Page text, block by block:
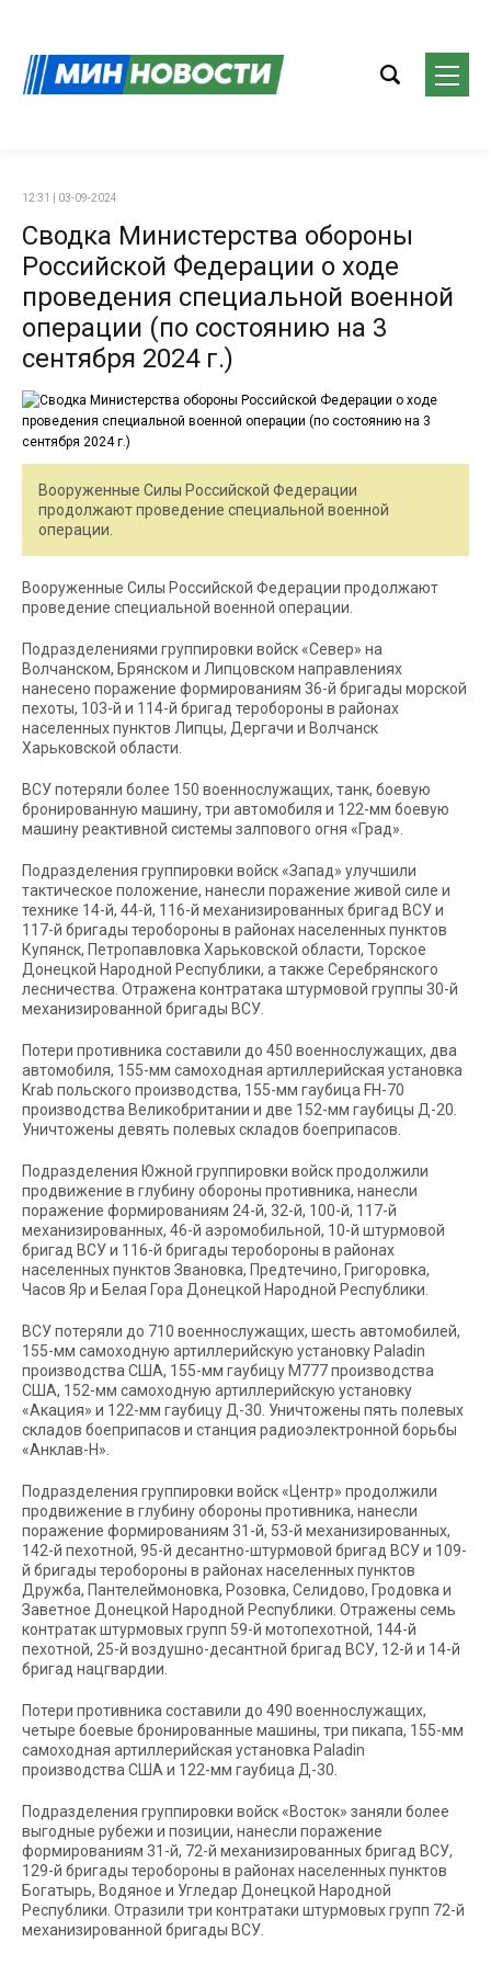
12:31 | 03-09-2024
Сводка Министерства обороны
Российской Федерации о ходе
проведения специальной военной
операции (по состоянию на 3
сентября 2024 г.)
Вооруженные Силы Российской Федерации
продолжают проведение специальной военной
операции.
Вооруженные Силы Российской Федерации продолжают
проведение специальной военной операции.
Подразделениями группировки войск «Север» на
Волчанском, Брянском и Липцовском направлениях
нанесено поражение формированиям 36-й бригады морской
пехоты, 103-й и 114-й бригад теробороны в районах
населенных пунктов Липцы, Дергачи и Волчанск
Харьковской области.
ВСУ потеряли более 150 военнослужащих, танк, боевую
бронированную машину, три автомобиля и 122-мм боевую
машину реактивной системы залпового огня «Град».
Подразделения группировки войск «Запад» улучшили
тактическое положение, нанесли поражение живой силе и
технике 14-й, 44-й, 116-й механизированных бригад ВСУ и
117-й бригады теробороны в районах населенных пунктов
Купянск, Петропавловка Харьковской области, Торское
Донецкой Народной Республики, а также Серебрянского
лесничества. Отражена контратака штурмовой группы 30-й
механизированной бригады ВСУ.
Потери противника составили до 450 военнослужащих, два
автомобиля, 155-мм самоходная артиллерийская установка
Krab польского производства, 155-мм гаубица FH-70
производства Великобритании и две 152-мм гаубицы Д-20.
Уничтожены девять полевых складов боеприпасов.
Подразделения Южной группировки войск продолжили
продвижение в глубину обороны противника, нанесли
поражение формированиям 24-й, 32-й, 100-й, 117-й
механизированных, 46-й аэромобильной, 10-й штурмовой
бригад ВСУ и 116-й бригады теробороны в районах
населенных пунктов Звановка, Предтечино, Григоровка,
Часов Яр и Белая Гора Донецкой Народной Республики.
ВСУ потеряли до 710 военнослужащих, шесть автомобилей,
155-мм самоходную артиллерийскую установку Paladin
производства США, 155-мм гаубицу М777 производства
США, 152-мм самоходную артиллерийскую установку
«Акация» и 122-мм гаубицу Д-30. Уничтожены пять полевых
складов боеприпасов и станция радиоэлектронной борьбы
«Анклав-Н».
Подразделения группировки войск «Центр» продолжили
продвижение в глубину обороны противника, нанесли
поражение формированиям 31-й, 53-й механизированных,
142-й пехотной, 95-й десантно-штурмовой бригад ВСУ и 109-
й бригады теробороны в районах населенных пунктов
Дружба, Пантелеймоновка, Розовка, Селидово, Гродовка и
Заветное Донецкой Народной Республики. Отражены семь
контратак штурмовых групп 59-й мотопехотной, 144-й
пехотной, 25-й воздушно-десантной бригад ВСУ, 12-й и 14-й
бригад нацгвардии.
Потери противника составили до 490 военнослужащих,
четыре боевые бронированные машины, три пикапа, 155-мм
самоходная артиллерийская установка Paladin
производства США и 122-мм гаубица Д-30.
Подразделения группировки войск «Восток» заняли более
выгодные рубежи и позиции, нанесли поражение
формированиям 31-й, 72-й механизированных бригад ВСУ,
129-й бригады теробороны в районах населенных пунктов
Богатырь, Водяное и Угледар Донецкой Народной
Республики. Отразили три контратаки штурмовых групп 72-й
механизированной бригады ВСУ.